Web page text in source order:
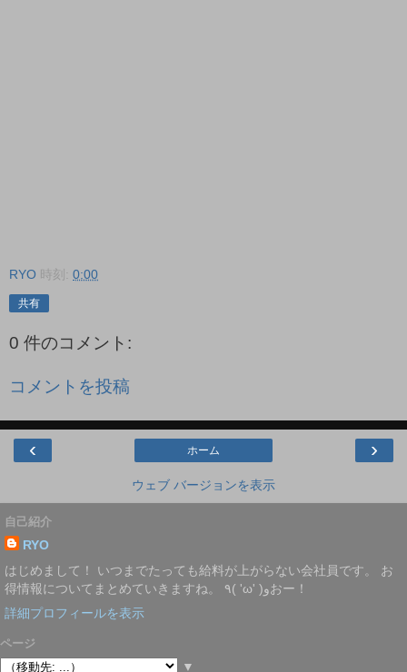
RYO 時刻: 0:00
共有
0 件のコメント:
コメントを投稿
‹ ›
ホーム
ウェブ バージョンを表示
自己紹介
RYO
はじめまして！ いつまでたっても給料が上がらない会社員です。 お
得情報についてまとめていきますね。 ٩( 'ω' )وおー！
詳細プロフィールを表示
ページ
▼